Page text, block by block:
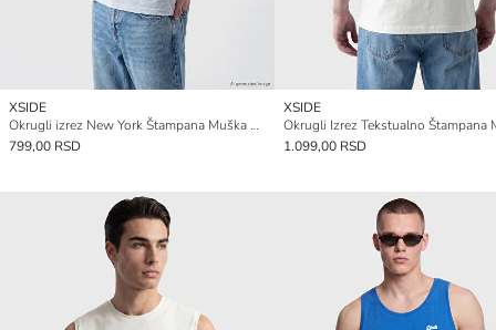
XSIDE
Okrugli izrez New York Štampana Muška Majica Bez Rukava
799,00 RSD
XSIDE
1.099,00 RSD